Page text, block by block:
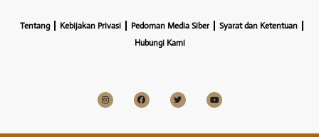
Tentang Kebijakan Privasi Pedoman Media Siber
Syarat dan Ketentuan
Hubungi Kami